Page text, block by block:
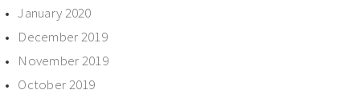
January 2020
December 2019
November 2019
October 2019